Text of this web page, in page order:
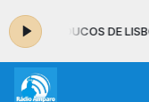
- LOUCOS DE LISBOA